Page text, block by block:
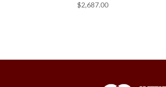
$2,687.00